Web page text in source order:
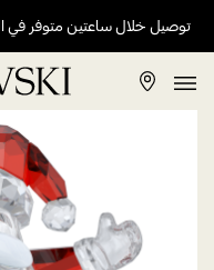
توصيل خلال ساعتين متوفر في